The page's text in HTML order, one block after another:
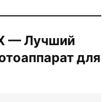
— Лучший
для